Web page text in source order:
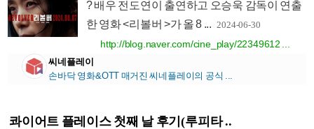
? 배우 전도연이 출연하고 오승욱 감독이 연출
한 영화 <리볼버 >가 올 8 ...
2024-06-30
http://blog.naver.com/cine_play/22349612 ...
씨네플레이
손바닥 영화&OTT 매거진 씨네플레이의 공식 ...
콰이어트 플레이스 첫째 날 후기(루피타 ..